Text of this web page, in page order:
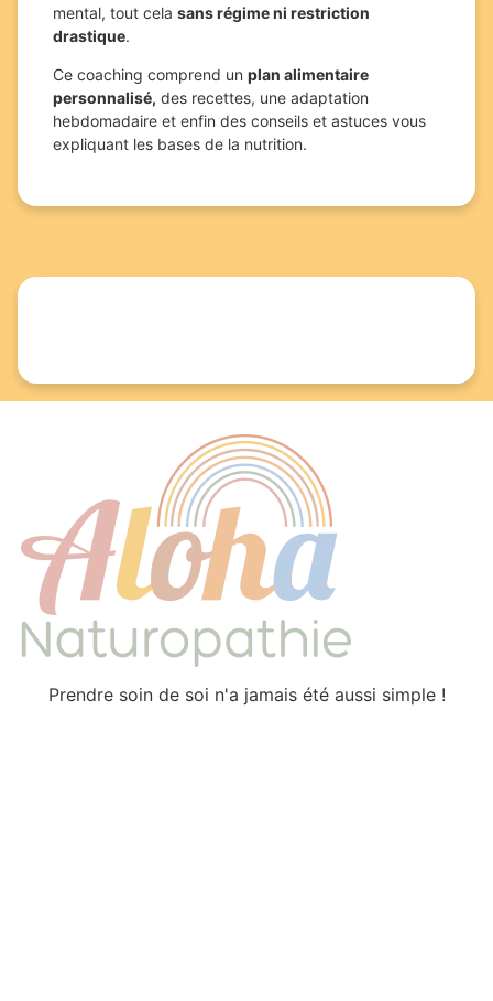
mental, tout cela sans régime ni restriction
drastique.
Ce coaching comprend un plan alimentaire
personnalisé, des recettes, une adaptation
hebdomadaire et enfin des conseils et astuces vous
expliquant les bases de la nutrition.
Prendre soin de soi n'a jamais été aussi simple !